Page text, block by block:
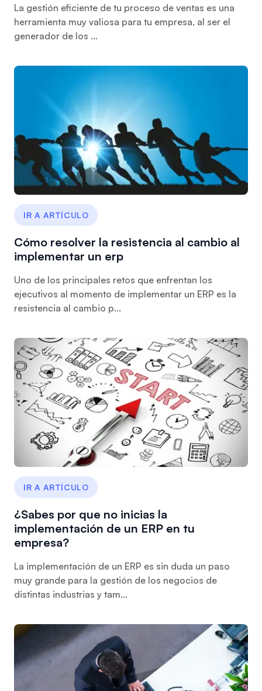
La gestión eficiente de tu proceso de ventas es una
herramienta muy valiosa para tu empresa, al ser el
generador de los ...
IR A ARTÍCULO
Cómo resolver la resistencia al cambio al
implementar un erp
Uno de los principales retos que enfrentan los
ejecutivos al momento de implementar un ERP es la
resistencia al cambio p...
IR A ARTÍCULO
¿Sabes por que no inicias la
implementación de un ERP en tu
empresa?
La implementación de un ERP es sin duda un paso
muy grande para la gestión de los negocios de
distintas industrias y tam...